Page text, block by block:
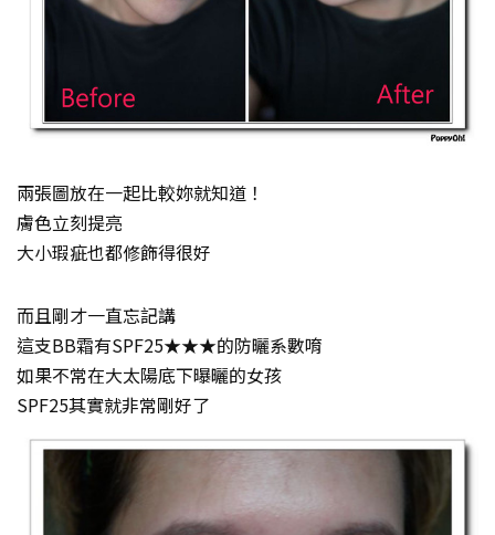
兩張圖放在一起比較妳就知道！
膚色立刻提亮
大小瑕疵也都修飾得很好
而且剛才一直忘記講
這支BB霜有SPF25★★★的防曬系數唷
如果不常在大太陽底下曝曬的女孩
SPF25其實就非常剛好了